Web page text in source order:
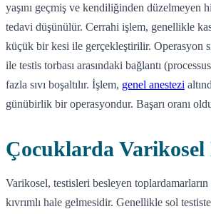
yaşını geçmiş ve kendiliğinden düzelmeyen
tedavi düşünülür. Cerrahi işlem, genellikle
küçük bir kesi ile gerçekleştirilir. Operasyon
ile testis torbası arasındaki bağlantı
fazla sıvı boşaltılır. İşlem, genel anestezi
günübirlik bir operasyondur. Başarı oranı
Çocuklarda Varikosel
Varikosel, testisleri besleyen
kıvrımlı hale gelmesidir. Genellikle sol